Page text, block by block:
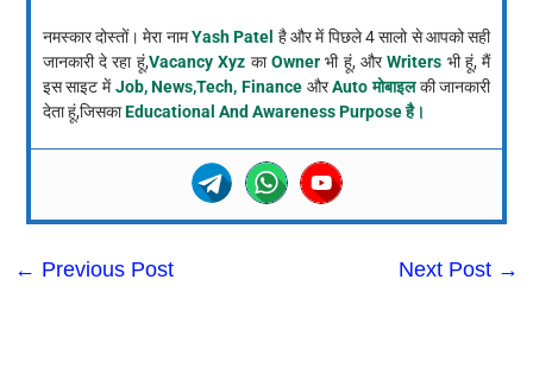
नमस्कार दोस्तों। मेरा नामYash Patel है और में पिछले 4 सालो से आपको सही
जानकारी दे रहा हूं,Vacancy Xyz काOwnerभी हूं, औरWriters भी हूं, मैं
इस साइट मेंJob, News,Tech, Finance औरAuto मोबाइलकी जानकारी
देता हूं,जिसकाEducational And Awareness Purpose है।
← Previous Post Next Post →